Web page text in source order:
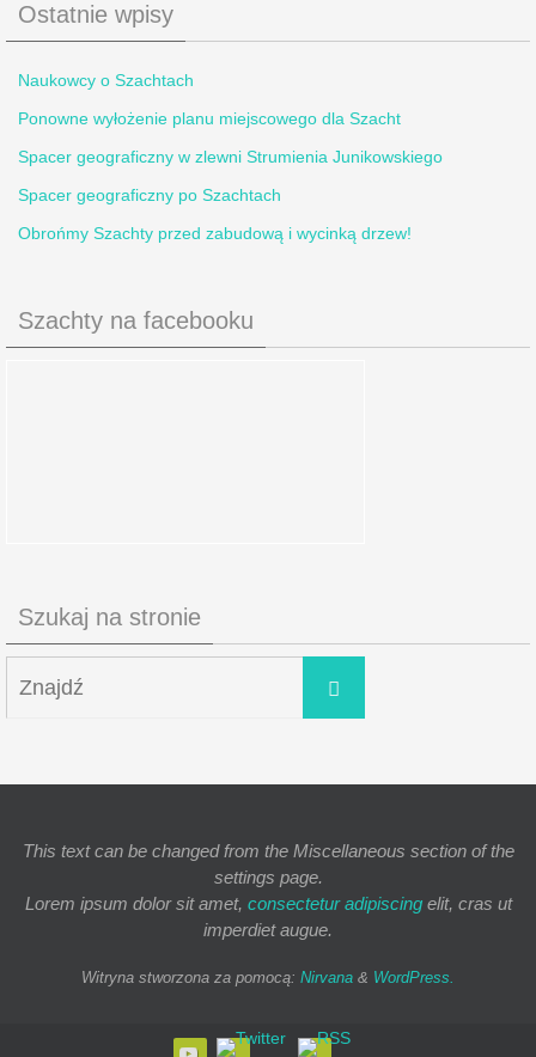
Ostatnie wpisy
Naukowcy o Szachtach
Ponowne wyłożenie planu miejscowego dla Szacht
Spacer geograficzny w zlewni Strumienia Junikowskiego
Spacer geograficzny po Szachtach
Obrońmy Szachty przed zabudową i wycinką drzew!
Szachty na facebooku
Szukaj na stronie
This text can be changed from the Miscellaneous section of the
settings page.
Lorem ipsum dolor sit amet, consectetur adipiscingelit, cras ut
imperdiet augue.
Witryna stworzona za pomocą: Nirvana & WordPress.